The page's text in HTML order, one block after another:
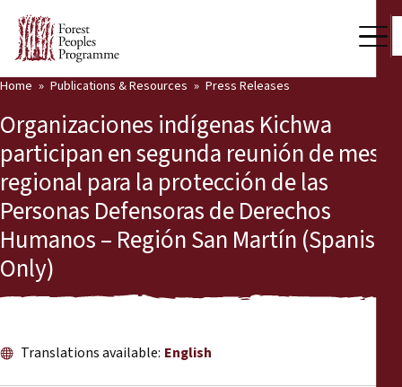
Press Room
Our Work
Community Voices
Partners & Countries
Latest News
Publications & Resources
Back
News
Home Publications & Resources Press Releases
Organizaciones indígenas Kichwa
participan en segunda reunión de mesa
regional para la protección de las
Personas Defensoras de Derechos
Humanos – Región San Martín (Spanish
Only)
Translations available: English